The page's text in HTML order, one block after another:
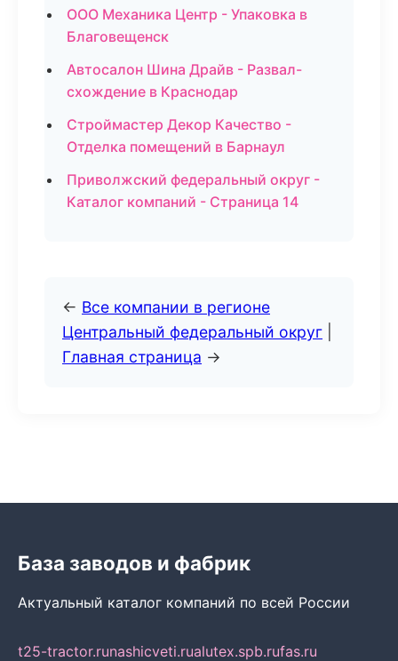
ООО Механика Центр - Упаковка в
Благовещенск
Автосалон Шина Драйв - Развал-
схождение в Краснодар
Строймастер Декор Качество -
Отделка помещений в Барнаул
Приволжский федеральный округ -
Каталог компаний - Страница 14
← Все компании в регионе
Центральный федеральный округ
Главная страница →
База заводов и фабрик
Актуальный каталог компаний по всей России
t25-tractor.runashicveti.rualutex.spb.rufas.ru